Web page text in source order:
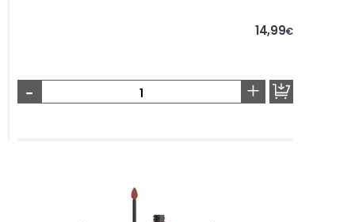
14,99€
- +